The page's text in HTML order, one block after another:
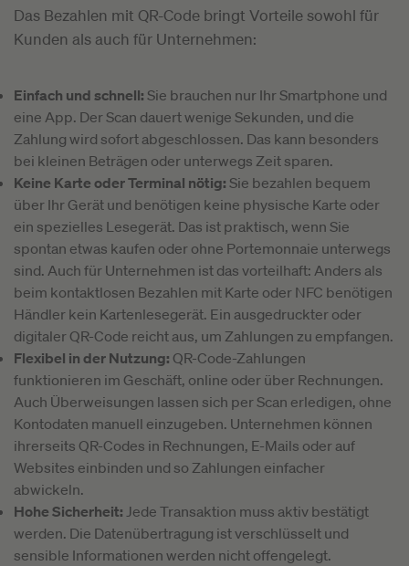
Das Bezahlen mit QR-Code bringt Vorteile sowohl für
Kunden als auch für Unternehmen:
Einfach und schnell: Sie brauchen nur Ihr Smartphone und
eine App. Der Scan dauert wenige Sekunden, und die
Zahlung wird sofort abgeschlossen. Das kann besonders
bei kleinen Beträgen oder unterwegs Zeit sparen.
Keine Karte oder Terminal nötig: Sie bezahlen bequem
über Ihr Gerät und benötigen keine physische Karte oder
ein spezielles Lesegerät. Das ist praktisch, wenn Sie
spontan etwas kaufen oder ohne Portemonnaie unterwegs
sind. Auch für Unternehmen ist das vorteilhaft: Anders als
beim kontaktlosen Bezahlen mit Karte oder NFC benötigen
Händler kein Kartenlesegerät. Ein ausgedruckter oder
digitaler QR-Code reicht aus, um Zahlungen zu empfangen.
Flexibel in der Nutzung: QR-Code-Zahlungen
funktionieren im Geschäft, online oder über Rechnungen.
Auch Überweisungen lassen sich per Scan erledigen, ohne
Kontodaten manuell einzugeben. Unternehmen können
ihrerseits QR-Codes in Rechnungen, E-Mails oder auf
Websites einbinden und so Zahlungen einfacher
abwickeln.
Hohe Sicherheit: Jede Transaktion muss aktiv bestätigt
werden. Die Datenübertragung ist verschlüsselt und
sensible Informationen werden nicht offengelegt.